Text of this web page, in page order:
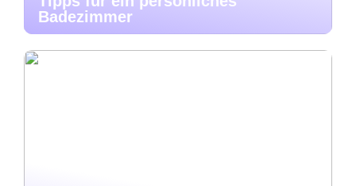
Badezimmer